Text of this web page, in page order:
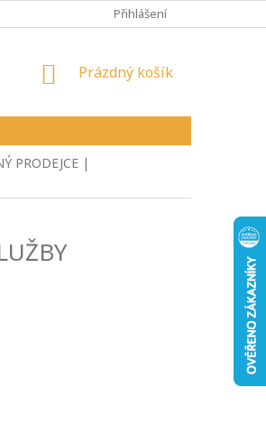
REKLAMAČNÍ ŘÁD
Přihlášení
NÁKUPNÍ
Prázdný košík
PRODEJCE |